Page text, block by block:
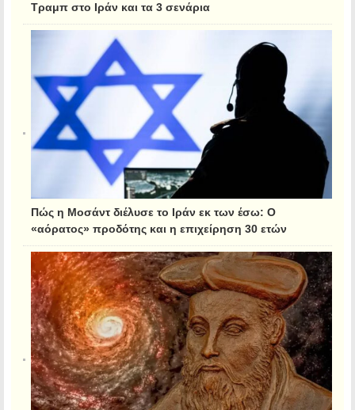
Τραμπ στο Ιράν και τα 3 σενάρια
Πώς η Μοσάντ διέλυσε το Ιράν εκ των έσω: Ο
«αόρατος» προδότης και η επιχείρηση 30 ετών